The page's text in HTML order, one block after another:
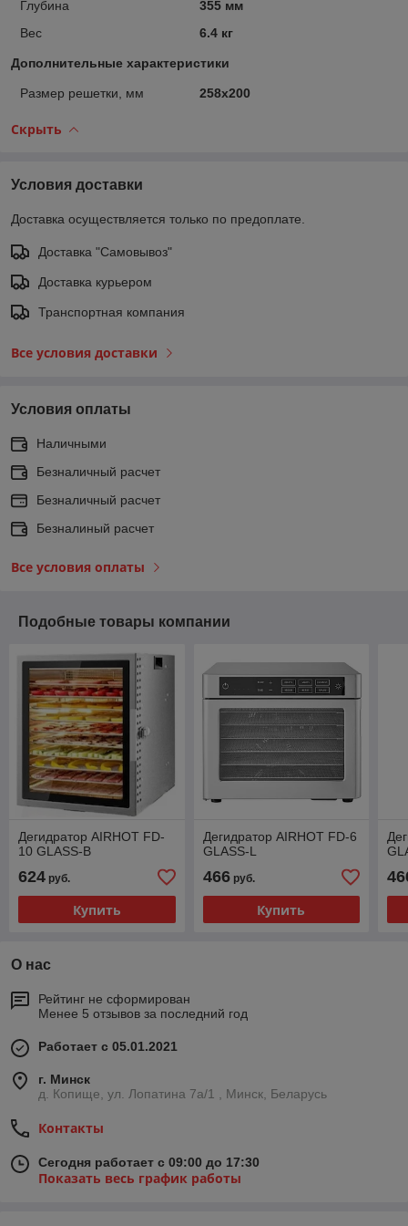
Глубина
355 мм
Вес
6.4 кг
Дополнительные характеристики
Размер решетки, мм 258х200
Скрыть
Условия доставки
Доставка осуществляется только по предоплате.
Доставка "Самовывоз"
Доставка курьером
Транспортная компания
Все условия доставки
Условия оплаты
Наличными
Безналичный расчет
Безналичный расчет
Безналиный расчет
Все условия оплаты
Подобные товары компании
Дегидратор AIRHOT FD-
10 GLASS-B
624 руб.
Купить
Дегидратор AIRHOT FD-6
GLASS-L
466руб.
Купить
О нас
Рейтинг не сформирован
Менее 5 отзывов за последний год
Работает с 05.01.2021
г. Минск
д. Копище, ул. Лопатина 7а/1 , Минск, Беларусь
Контакты
Сегодня работает с 09:00 до 17:30
Показать весь график работы